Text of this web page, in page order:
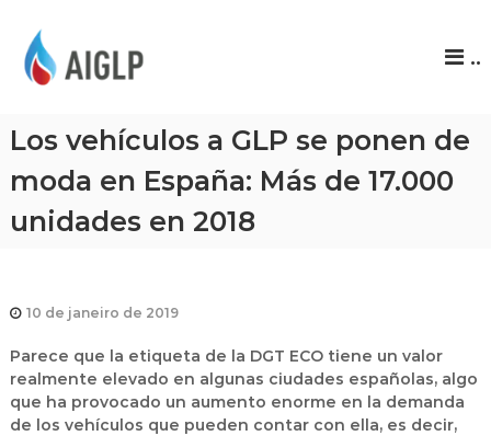
P
..
Los vehículos a GLP se ponen de
moda en España: Más de 17.000
unidades en 2018
10 de janeiro de 2019
Parece que la etiqueta de la DGT ECO tiene un valor
realmente elevado en algunas ciudades españolas, algo
que ha provocado un aumento enorme en la demanda
de los vehículos que pueden contar con ella, es decir,